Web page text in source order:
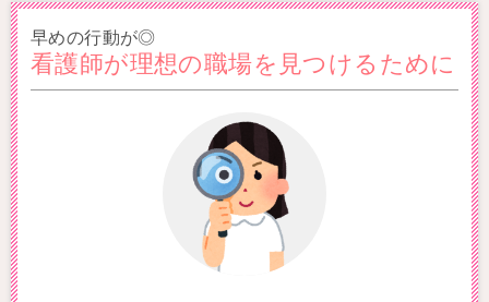
早めの行動が◎
看護師が理想の職場を見つけるために